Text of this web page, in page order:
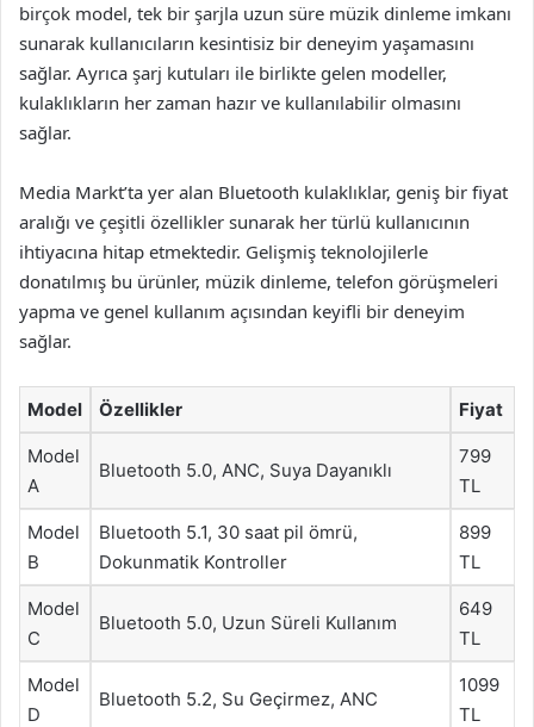
birçok model, tek bir şarjla uzun süre müzik dinleme imkanı
sunarak kullanıcıların kesintisiz bir deneyim yaşamasını
sağlar. Ayrıca şarj kutuları ile birlikte gelen modeller,
kulaklıkların her zaman hazır ve kullanılabilir olmasını
sağlar.
Media Markt’ta yer alan Bluetooth kulaklıklar, geniş bir fiyat
aralığı ve çeşitli özellikler sunarak her türlü kullanıcının
ihtiyacına hitap etmektedir. Gelişmiş teknolojilerle
donatılmış bu ürünler, müzik dinleme, telefon görüşmeleri
yapma ve genel kullanım açısından keyifli bir deneyim
sağlar.
Model Özellikler Fiyat
Model
A
Bluetooth 5.0, ANC, Suya Dayanıklı
799
TL
Model
B
Bluetooth 5.1, 30 saat pil ömrü,
Dokunmatik Kontroller
899
TL
Model
C
Bluetooth 5.0, Uzun Süreli Kullanım
649
TL
Model
D
Bluetooth 5.2, Su Geçirmez, ANC
1099
TL